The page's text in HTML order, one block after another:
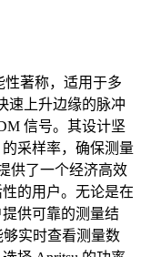
性著称，适用于多
速上升边缘的脉冲
信号。其设计坚
的采样率，确保测量
供了一个经济高效
的用户。无论是在
供可靠的测量结
够实时查看测量数